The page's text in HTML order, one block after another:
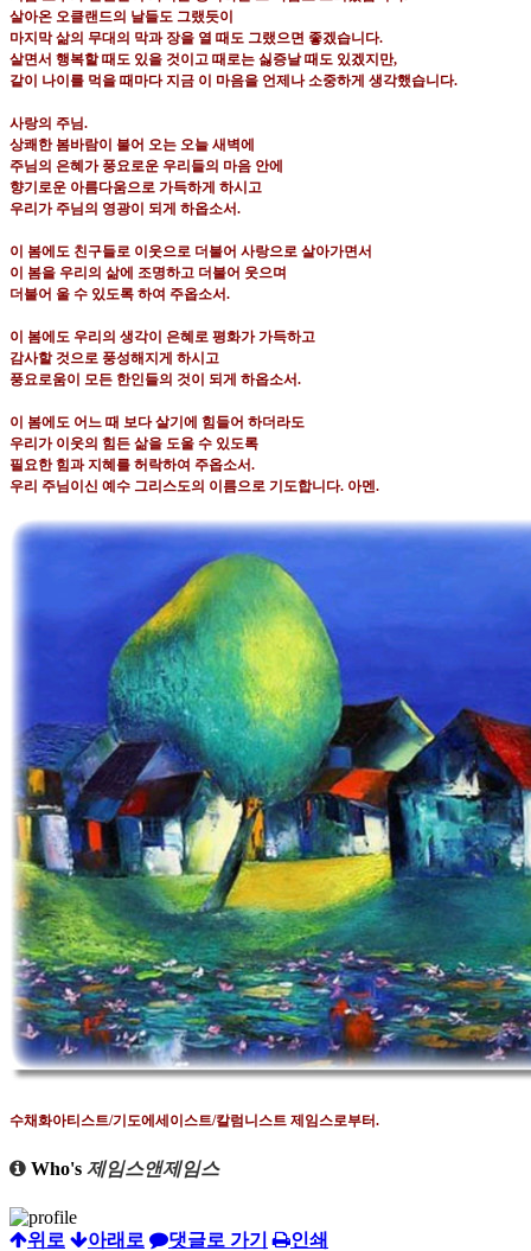
살아온 오클랜드의 날들도 그랬듯이
마지막 삶의 무대의 막과 장을 열 때도 그랬으면 좋겠습니다.
살면서 행복할 때도 있을 것이고 때로는 싫증날 때도 있겠지만,
같이 나이를 먹을 때마다 지금 이 마음을 언제나 소중하게 생각했습니다.
사랑의 주님.
상쾌한 봄바람이 불어 오는 오늘 새벽에
주님의 은혜가 풍요로운 우리들의 마음 안에
향기로운 아름다움으로 가득하게 하시고
우리가 주님의 영광이 되게 하옵소서.
이 봄에도 친구들로 이웃으로 더불어 사랑으로 살아가면서
이 봄을 우리의 삶에 조명하고 더불어 웃으며
더불어 울 수 있도록 하여 주옵소서.
이 봄에도 우리의 생각이 은혜로 평화가 가득하고
감사할 것으로 풍성해지게 하시고
풍요로움이 모든 한인들의 것이 되게 하옵소서.
이 봄에도 어느 때 보다 살기에 힘들어 하더라도
우리가 이웃의 힘든 삶을 도울 수 있도록
필요한 힘과 지혜를 허락하여 주옵소서.
우리 주님이신 예수 그리스도의 이름으로 기도합니다. 아멘.
수채화아티스트/기도에세이스트/칼럼니스트 제임스로부터.
Who's 제임스앤제임스
위로 아래로 댓글로 가기 인쇄